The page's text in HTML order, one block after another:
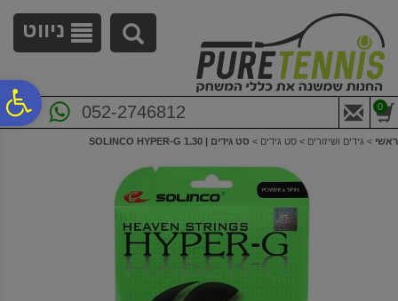
נגישות
ניווט
052-2746812 0
ראשי > גידים ושיזורים > סט גידים > סט גידים | 1.30 SOLINCO HYPER-G